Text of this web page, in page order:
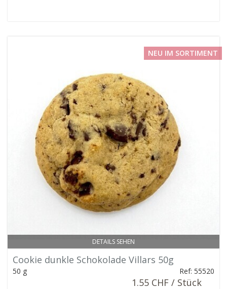
DETAILS SEHEN
NEU IM SORTIMENT
Cookie dunkle Schokolade Villars 50g
50 g Ref: 55520
1.55 CHF / Stück